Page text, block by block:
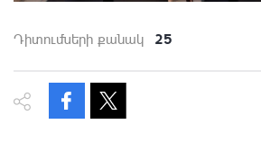
Դիտումների քանակ 25